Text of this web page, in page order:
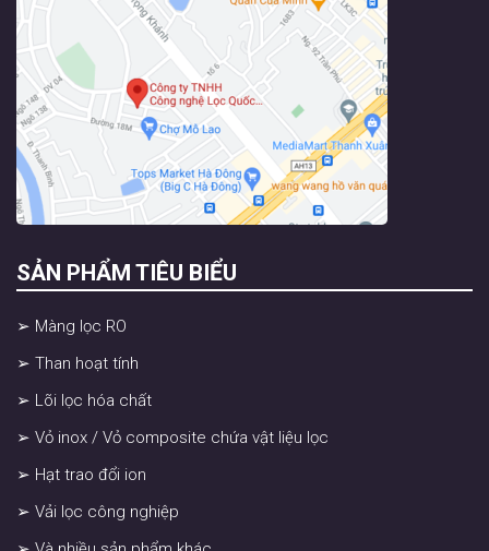
SẢN PHẨM TIÊU BIỂU
➢ Màng lọc RO
➢ Than hoạt tính
➢ Lõi lọc hóa chất
➢ Vỏ inox / Vỏ composite chứa vật liệu lọc
➢ Hạt trao đổi ion
➢ Vải lọc công nghiệp